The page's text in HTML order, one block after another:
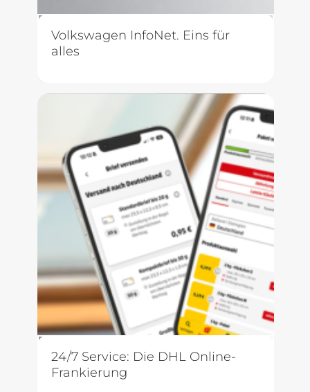
Volkswagen InfoNet. Eins für
alles
24/7 Service: Die DHL Online-
Frankierung